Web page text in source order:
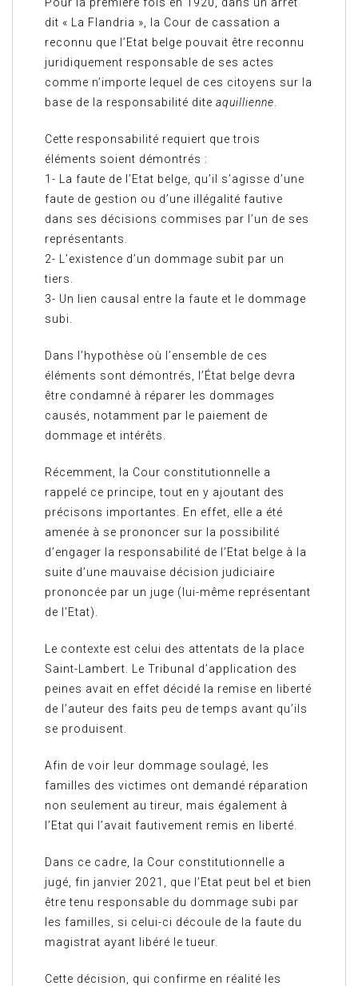
dit « La Flandria », la Cour de cassation a
reconnu que l’Etat belge pouvait être reconnu
juridiquement responsable de ses actes
comme n’importe lequel de ces citoyens sur la
base de la responsabilité dite aquillienne
Cette responsabilité requiert que trois
éléments soient démontrés :
1- La faute de l’Etat belge, qu’il s’agisse d’une
faute de gestion ou d’une illégalité fautive
dans ses décisions commises par l’un de ses
représentants.
2- L’existence d’un dommage subit par un
tiers.
3- Un lien causal entre la faute et le dommage
subi.
Dans l’hypothèse où l’ensemble de ces
éléments sont démontrés, l’État belge devra
être condamné à réparer les dommages
causés, notamment par le paiement de
dommage et intérêts.
Récemment, la Cour constitutionnelle a
rappelé ce principe, tout en y ajoutant des
précisons importantes. En effet, elle a été
amenée à se prononcer sur la possibilité
d’engager la responsabilité de l’Etat belge à la
suite d’une mauvaise décision judiciaire
prononcée par un juge (lui-même représentant
de l’Etat).
Le contexte est celui des attentats de la place
Saint-Lambert. Le Tribunal d’application des
peines avait en effet décidé la remise en liberté
de l’auteur des faits peu de temps avant qu’ils
se produisent.
Afin de voir leur dommage soulagé, les
familles des victimes ont demandé réparation
non seulement au tireur, mais également à
l’Etat qui l’avait fautivement remis en liberté.
Dans ce cadre, la Cour constitutionnelle a
jugé, fin janvier 2021, que l’Etat peut bel et bien
être tenu responsable du dommage subi par
les familles, si celui-ci découle de la faute du
magistrat ayant libéré le tueur.
Cette décision, qui confirme en réalité les